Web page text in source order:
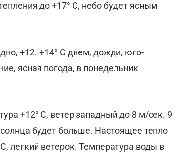
до +17° С, небо будет ясным
+12..+14° С днем, дожди, юго-
ясная погода, в понедельник
+12° С, ветер западный до 8 м/сек. 9
будет больше. Настоящее тепло
легкий ветерок. Температура воды в